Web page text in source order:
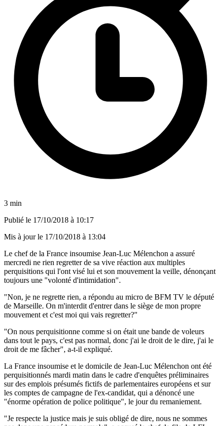
3 min
Publié le 17/10/2018 à 10:17
Mis à jour le 17/10/2018 à 13:04
Le chef de la France insoumise Jean-Luc Mélenchon a assuré
mercredi ne rien regretter de sa vive réaction aux multiples
perquisitions qui l'ont visé lui et son mouvement la veille, dénonçant
toujours une "volonté d'intimidation".
"Non, je ne regrette rien, a répondu au micro de BFM TV le député
de Marseille. On m'interdit d'entrer dans le siège de mon propre
mouvement et c'est moi qui vais regretter?"
"On nous perquisitionne comme si on était une bande de voleurs
dans tout le pays, c'est pas normal, donc j'ai le droit de le dire, j'ai le
droit de me fâcher", a-t-il expliqué.
La France insoumise et le domicile de Jean-Luc Mélenchon ont été
perquisitionnés mardi matin dans le cadre d'enquêtes préliminaires
sur des emplois présumés fictifs de parlementaires européens et sur
les comptes de campagne de l'ex-candidat, qui a dénoncé une
"énorme opération de police politique", le jour du remaniement.
"Je respecte la justice mais je suis obligé de dire, nous ne sommes